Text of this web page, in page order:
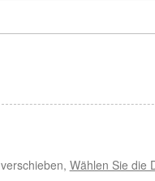
Wählen Sie die